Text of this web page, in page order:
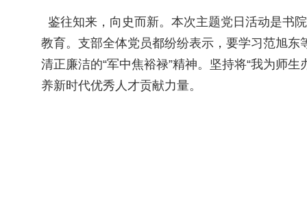
鉴往知来，向史而新。本次主题党日活动是书
教育。支部全体党员都纷纷表示，要学习范旭
清正廉洁的“军中焦裕禄”精神。坚持将“我为师
养新时代优秀人才贡献力量。